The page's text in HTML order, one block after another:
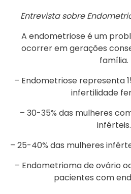
Entrevista sobre
A endometriose é um
ocorrer em gerações
família.
– Endometriose representa
infertilidade
– 30-35% das mulheres
inférteis.
– 25-40% das mulheres
– Endometrioma de ovário
pacientes com